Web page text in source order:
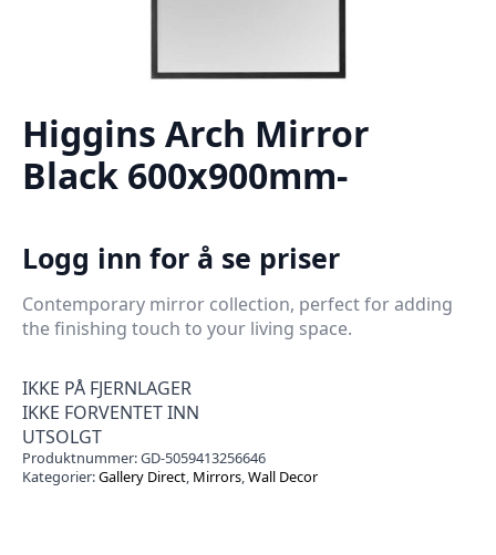
Higgins Arch Mirror
Black 600x900mm-
Logg inn for å se priser
Contemporary mirror collection, perfect for adding
the finishing touch to your living space.
IKKE PÅ FJERNLAGER
IKKE FORVENTET INN
UTSOLGT
Produktnummer:GD-5059413256646
Kategorier:Gallery Direct, Mirrors,Wall Decor